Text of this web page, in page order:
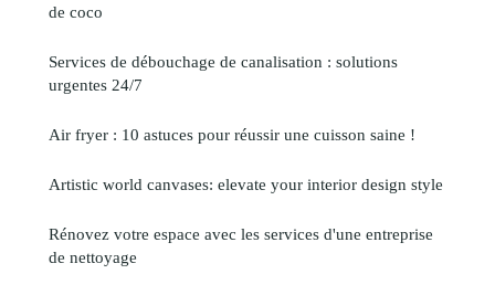
de coco
Services de débouchage de canalisation : solutions
urgentes 24/7
Air fryer : 10 astuces pour réussir une cuisson saine !
Artistic world canvases: elevate your interior design style
Rénovez votre espace avec les services d'une entreprise
de nettoyage